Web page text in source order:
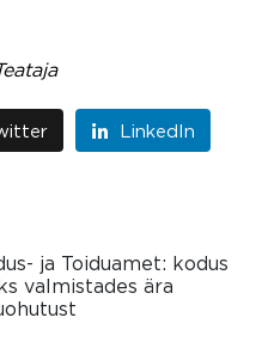
LinkedIn
ja Toiduamet: kodus
valmistades ära